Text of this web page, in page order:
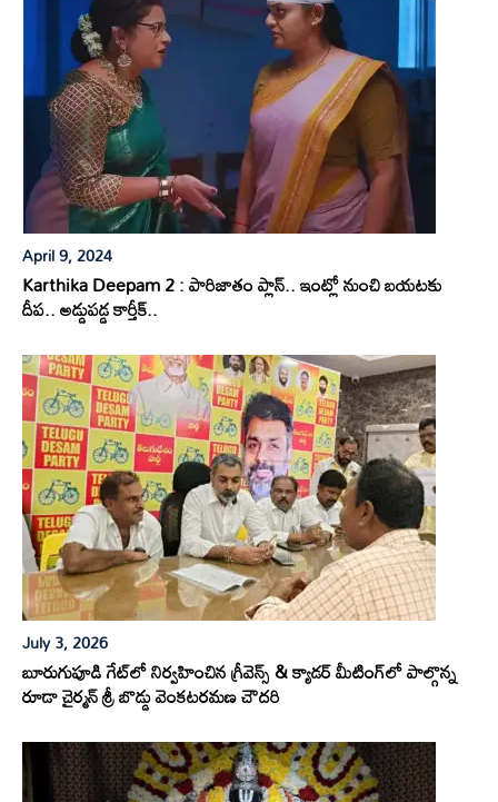
April 9, 2024
Karthika Deepam 2 : పారిజాతం ప్లాన్.. ఇంట్లో నుంచి బయటకు
దీప.. అడ్డుపడ్డ కార్తీక్..
July 3, 2026
బూరుగుపూడి గేట్‌లో నిర్వహించిన గ్రీవెన్స్ & క్యాడర్ మీటింగ్‌లో పాల్గొన్న
రూడా చైర్మన్ శ్రీ బొడ్డు వెంకటరమణ చౌదరి